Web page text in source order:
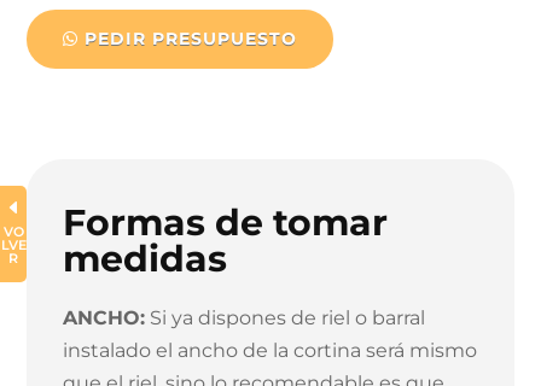
PEDIR PRESUPUESTO
Formas de tomar
medidas
ANCHO: Si ya dispones de riel o barral
instalado el ancho de la cortina será mismo
D
VO
LVE
R